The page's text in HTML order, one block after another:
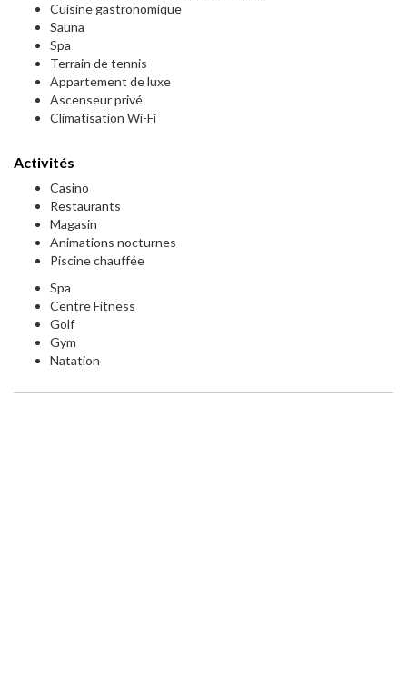
Cuisine gastronomique
Sauna
Spa
Terrain de tennis
Appartement de luxe
Ascenseur privé
Climatisation Wi-Fi
Activités
Casino
Restaurants
Magasin
Animations nocturnes
Piscine chauffée
Spa
Centre Fitness
Golf
Gym
Natation